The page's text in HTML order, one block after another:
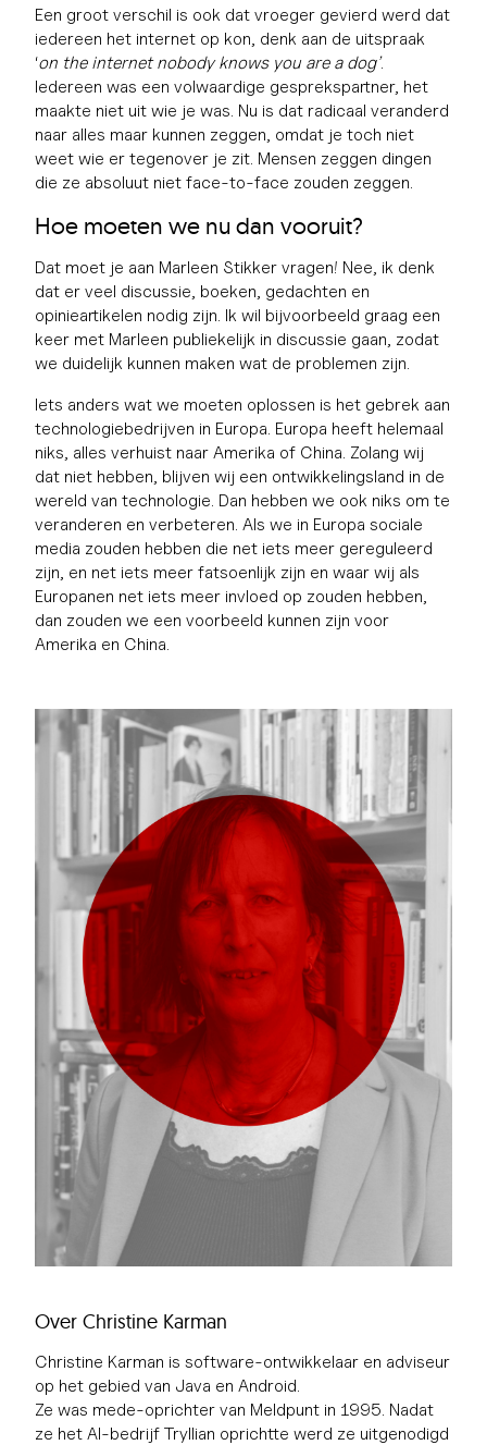
Een groot verschil is ook dat vroeger gevierd werd dat
iedereen het internet op kon, denk aan de uitspraak
‘on the internet nobody knows you are a dog’.
Iedereen was een volwaardige gesprekspartner, het
maakte niet uit wie je was. Nu is dat radicaal veranderd
naar alles maar kunnen zeggen, omdat je toch niet
weet wie er tegenover je zit. Mensen zeggen dingen
die ze absoluut niet face-to-face zouden zeggen.
Hoe moeten we nu dan vooruit?
Dat moet je aan Marleen Stikker vragen! Nee, ik denk
dat er veel discussie, boeken, gedachten en
opinieartikelen nodig zijn. Ik wil bijvoorbeeld graag een
keer met Marleen publiekelijk in discussie gaan, zodat
we duidelijk kunnen maken wat de problemen zijn.
Iets anders wat we moeten oplossen is het gebrek aan
technologiebedrijven in Europa. Europa heeft helemaal
niks, alles verhuist naar Amerika of China. Zolang wij
dat niet hebben, blijven wij een ontwikkelingsland in de
wereld van technologie. Dan hebben we ook niks om te
veranderen en verbeteren. Als we in Europa sociale
media zouden hebben die net iets meer gereguleerd
zijn, en net iets meer fatsoenlijk zijn en waar wij als
Europanen net iets meer invloed op zouden hebben,
dan zouden we een voorbeeld kunnen zijn voor
Amerika en China.
Over Christine Karman
Christine Karman is software-ontwikkelaar en adviseur
op het gebied van Java en Android.
Ze was mede-oprichter van Meldpunt in 1995. Nadat
ze het AI-bedrijf Tryllian oprichtte werd ze uitgenodigd